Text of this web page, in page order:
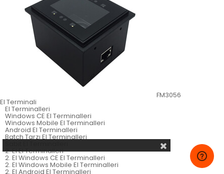
FM3056
El Terminali
El Terminalleri
Windows CE El Terminalleri
Windows Mobile El Terminalleri
Android El Terminalleri
Batch Tarzı El Terminalleri
2. El El Terminalleri
2. El Windows CE El Terminalleri
2. El Windows Mobile El Terminalleri
2. El Android El Terminalleri